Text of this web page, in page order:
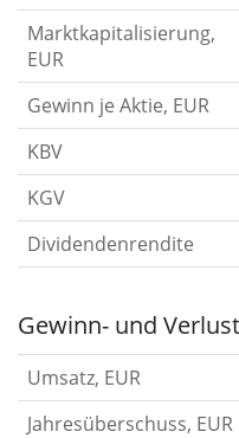
Marktkapitalisierung,
EUR
Gewinn je Aktie, EUR
KBV
KGV
Dividendenrendite
Gewinn- und
Umsatz, EUR
Jahresüberschuss, EUR